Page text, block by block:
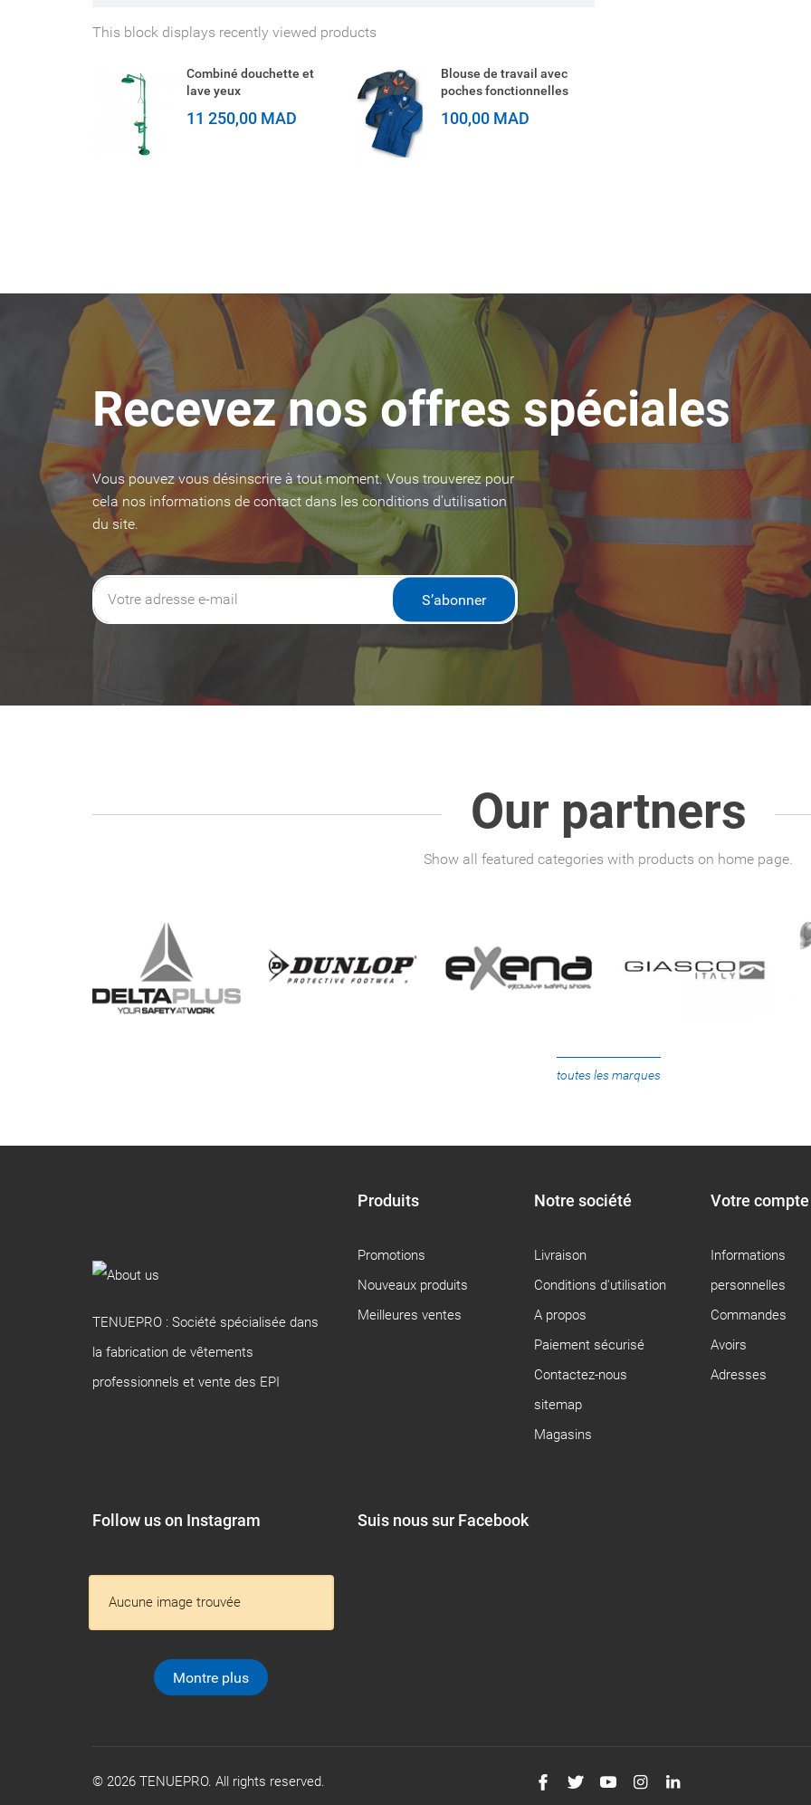
This block displays recently viewed products
Combiné douchette et
lave yeux
11 250,00 MAD
Blouse de travail avec
poches fonctionnelles
100,00 MAD
Recevez nos offres spéciales
Vous pouvez vous désinscrire à tout moment. Vous trouverez pour
cela nos informations de contact dans les conditions d'utilisation
du site.
S’abonner
Our partners
Show all featured categories with products on home page.
toutes les marques
TENUEPRO : Société spécialisée dans
la fabrication de vêtements
professionnels et vente des EPI
Produits
Promotions
Nouveaux produits
Meilleures ventes
Notre société
Livraison
Conditions d'utilisation
A propos
Paiement sécurisé
Contactez-nous
sitemap
Magasins
Votre compte
Informations
personnelles
Commandes
Avoirs
Adresses
Follow us on Instagram
Aucune image trouvée
Montre plus
Suis nous sur Facebook
© 2026 TENUEPRO. All rights reserved.